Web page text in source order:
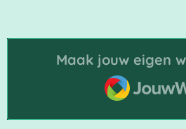
Maak jouw eigen
JouwWeb